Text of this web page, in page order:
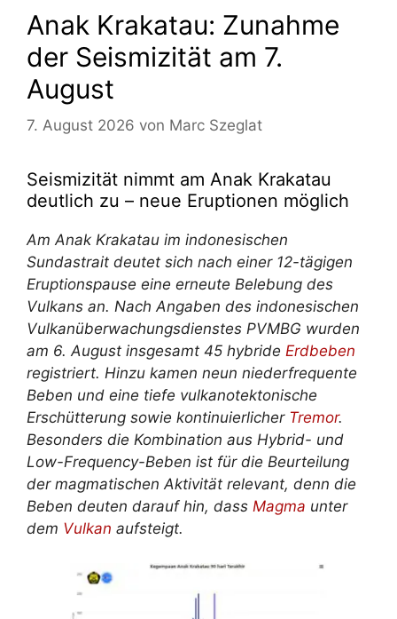
Anak Krakatau: Zunahme
der Seismizität am 7.
August
7. August 2026 von Marc Szeglat
Seismizität nimmt am Anak Krakatau
deutlich zu – neue Eruptionen möglich
Am Anak Krakatau im indonesischen
Sundastrait deutet sich nach einer 12-tägigen
Eruptionspause eine erneute Belebung des
Vulkans an. Nach Angaben des indonesischen
Vulkanüberwachungsdienstes PVMBG wurden
am 6. August insgesamt 45 hybride Erdbeben
registriert. Hinzu kamen neun niederfrequente
Beben und eine tiefe vulkanotektonische
Erschütterung sowie kontinuierlicher Tremor.
Besonders die Kombination aus Hybrid- und
Low-Frequency-Beben ist für die Beurteilung
der magmatischen Aktivität relevant, denn die
Beben deuten darauf hin, dass Magma unter
dem Vulkan aufsteigt.